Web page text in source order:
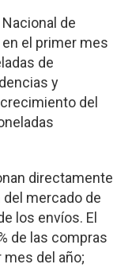
de
en el primer mes
de
y
del
directamente
mercado de
los envíos. El
de las compras
del año;